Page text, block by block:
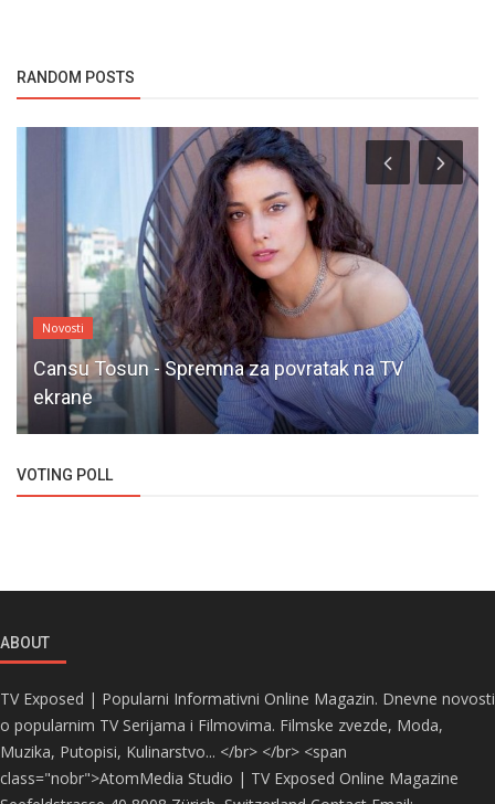
RANDOM POSTS
Novosti
Cansu Tosun - Spremna za povratak na TV
ekrane
VOTING POLL
ABOUT
TV Exposed | Popularni Informativni Online Magazin. Dnevne novosti
o popularnim TV Serijama i Filmovima. Filmske zvezde, Moda,
Muzika, Putopisi, Kulinarstvo... </br> </br> <span
class="nobr">AtomMedia Studio | TV Exposed Online Magazine